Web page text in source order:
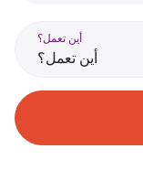
أين تعمل؟
أين تعمل؟